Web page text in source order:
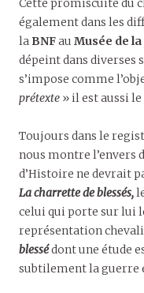
Cette promiscuité du
également dans les
la BNFau Musée de
dépeint dans diverses
s’impose comme
prétexte » il est aussi
Toujours dans le
nous montre l’envers
d’Histoire ne devrait
La charrette de blessés,
celui qui porte sur lui
représentation
blessédont une étude
subtilement la guerre